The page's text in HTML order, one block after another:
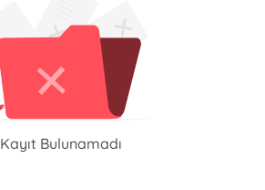
Kayıt Bulunamadı